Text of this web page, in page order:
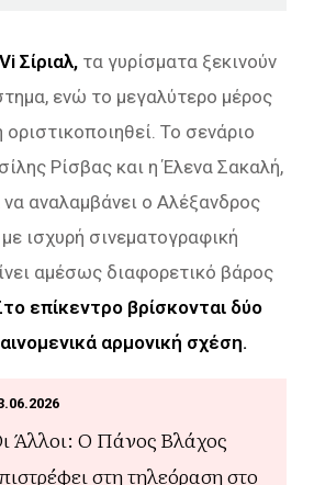
Σίριαλ, τα γυρίσματα ξεκινούν
ενώ το μεγαλύτερο μέρος
Το σενάριο
Ρίσβας και η Έλενα Σακαλή,
αναλαμβάνει ο Αλέξανδρος
ισχυρή σινεματογραφική
αμέσως διαφορετικό βάρος
επίκεντρο βρίσκονται δύο
αρμονική σχέση.
Άλλοι: Ο Πάνος Βλάχος
στη τηλεόραση στο